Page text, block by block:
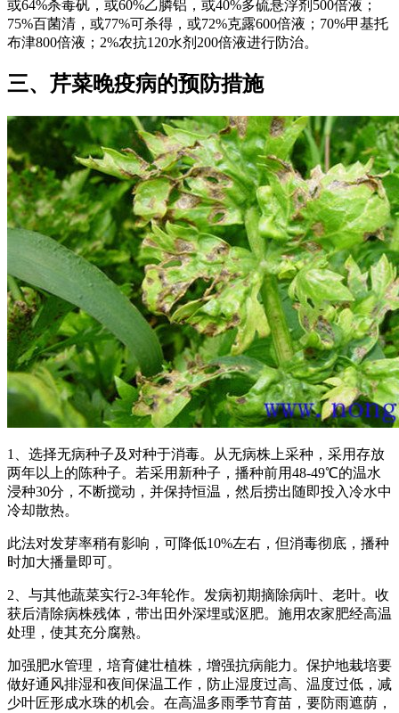
或64%杀毒矾，或60%乙膦铝，或40%多硫悬浮剂500倍液；
75%百菌清，或77%可杀得，或72%克露600倍液；70%甲基托
布津800倍液；2%农抗120水剂200倍液进行防治。
三、芹菜晚疫病的预防措施
1、选择无病种子及对种于消毒。从无病株上采种，采用存放
两年以上的陈种子。若采用新种子，播种前用48-49℃的温水
浸种30分，不断搅动，并保持恒温，然后捞出随即投入冷水中
冷却散热。
此法对发芽率稍有影响，可降低10%左右，但消毒彻底，播种
时加大播量即可。
2、与其他蔬菜实行2-3年轮作。发病初期摘除病叶、老叶。收
获后清除病株残体，带出田外深埋或沤肥。施用农家肥经高温
处理，使其充分腐熟。
加强肥水管理，培育健壮植株，增强抗病能力。保护地栽培要
做好通风排湿和夜间保温工作，防止湿度过高、温度过低，减
少叶匠形成水珠的机会。在高温多雨季节育苗，要防雨遮荫，